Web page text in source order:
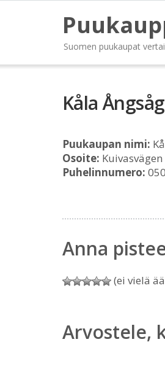
Suomen puukaupat
Kåla Ångsåg
Puukaupan nimi:
Osoite:
Puhelinnumero:
Anna
(ei vielä
Arvostele,